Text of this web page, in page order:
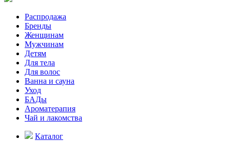
Распродажа
Бренды
Женщинам
Мужчинам
Детям
Для тела
Для волос
Ванна и сауна
Уход
БАДы
Ароматерапия
Чай и лакомства
Каталог